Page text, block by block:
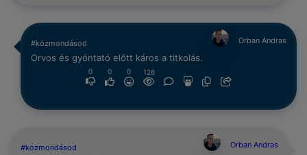
#közmondásod Orban Andras
Orvos és gyóntató előtt káros a titkolás.
0 0 0 126
#közmondásod Orban Andras